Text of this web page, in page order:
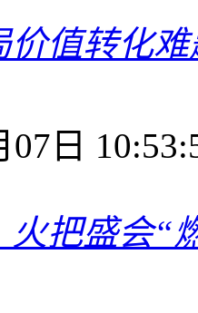
价值转化
07日
火把盛会“